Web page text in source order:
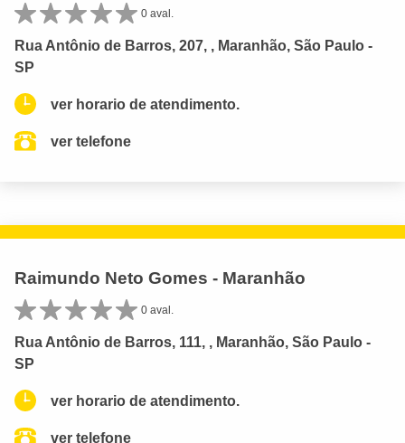
0 aval.
Rua Antônio de Barros, 207, , Maranhão, São Paulo -
SP
ver horario de atendimento.
ver telefone
Raimundo Neto Gomes - Maranhão
0 aval.
Rua Antônio de Barros, 111, , Maranhão, São Paulo -
SP
ver horario de atendimento.
ver telefone